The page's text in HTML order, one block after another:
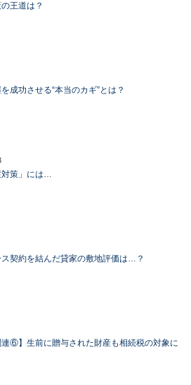
王道は？
成功させる“本当のカギ”とは？
対策」には…
契約を結んだ貸家の敷地評価は…？
連⑥】生前に贈与された財産も相続税の対象に